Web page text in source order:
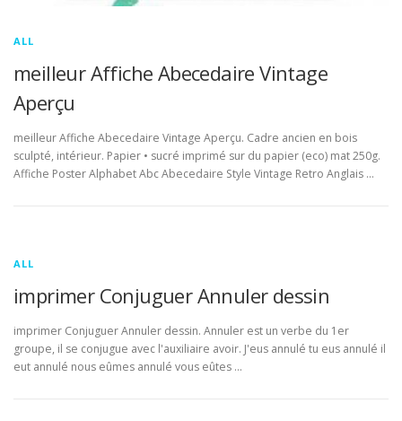
ALL
meilleur Affiche Abecedaire Vintage
Aperçu
meilleur Affiche Abecedaire Vintage Aperçu. Cadre ancien en bois
sculpté, intérieur. Papier • sucré imprimé sur du papier (eco) mat 250g.
Affiche Poster Alphabet Abc Abecedaire Style Vintage Retro Anglais …
ALL
imprimer Conjuguer Annuler dessin
imprimer Conjuguer Annuler dessin. Annuler est un verbe du 1er
groupe, il se conjugue avec l'auxiliaire avoir. J'eus annulé tu eus annulé il
eut annulé nous eûmes annulé vous eûtes …